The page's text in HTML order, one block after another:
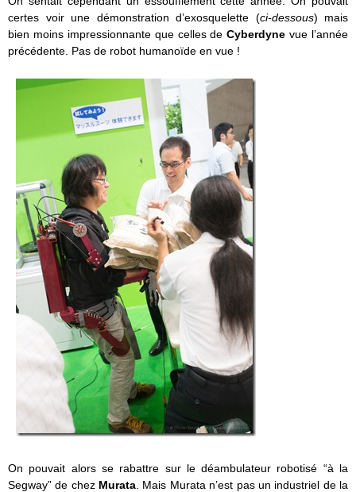
certes voir une démonstration d’exosquelette (ci-dessous) mais
bien moins impressionnante que celles deCyberdynevue l’année
précédente. Pas de robot humanoïde en vue !
On pouvait alors se rabattre sur le déambulateur robotisé “à la
Segway” de chez Murata . Mais Murata n’est pas un industriel de la